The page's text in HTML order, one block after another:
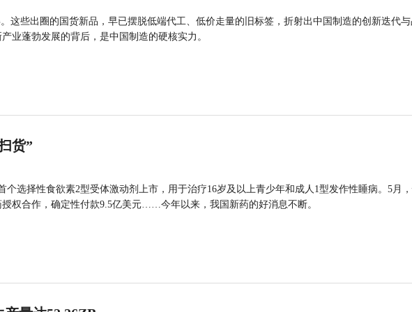
这些出圈的国货新品，早已摆脱低端代工、低价走量的旧标签，折射出中国制造的创新迭代
业蓬勃发展的背后，是中国制造的硬核实力。
货”
个选择性食欲素2型受体激动剂上市，用于治疗16岁及以上青少年和成人1型发作性睡病。5月
权合作，确定性付款9.5亿美元……今年以来，我国新药的好消息不断。